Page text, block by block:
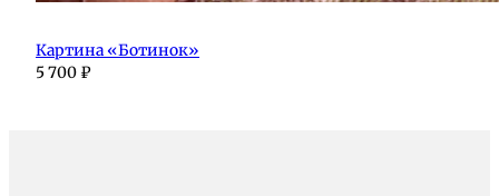
Картина «Ботинок»
5 700 ₽